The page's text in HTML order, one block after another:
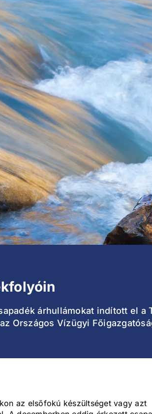
árhullámokat indított el
Országos Vízügyi
az elsőfokú készültséget vagy azt